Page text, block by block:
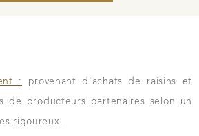
:
provenant d'achats de raisins et
de producteurs partenaires selon un
rigoureux.